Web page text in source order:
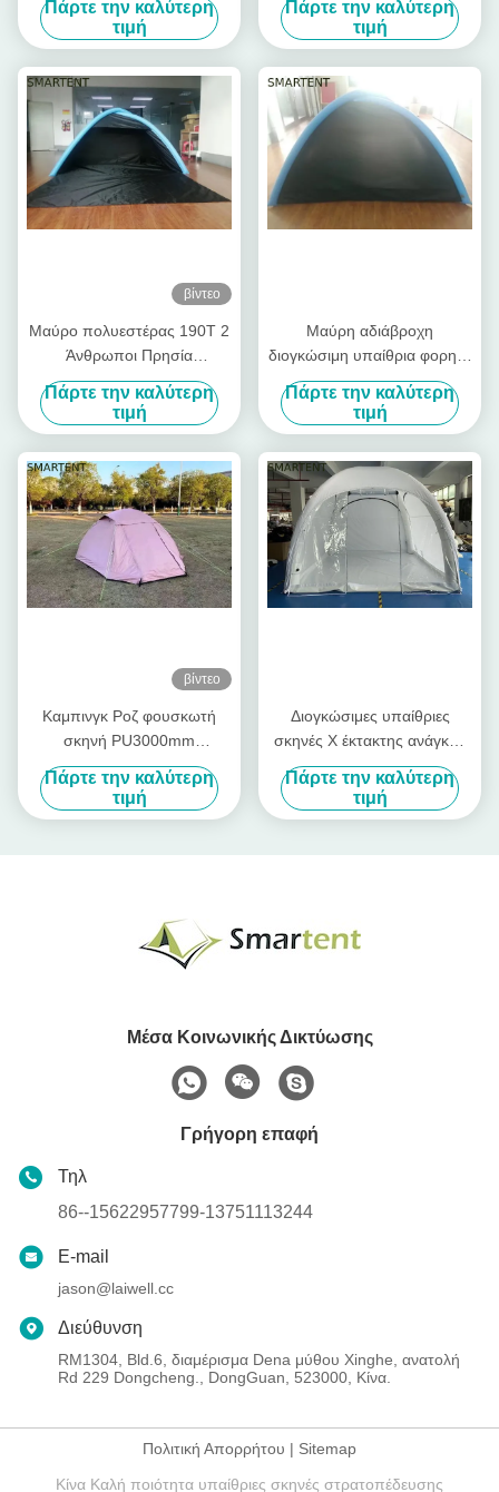
190T μεγάλο - επάνω
σκάστε επάνω τη σκηνή
Πάρτε την καλύτερη
τιμή
κατασκήνωσης
Πάρτε την καλύτερη
τιμή
βίντεο
Μαύρο πολυεστέρας 190T 2
Άνθρωποι Πρησία
Πυροβόλητη σκηνή
κατασκήνωσης
Πάρτε την καλύτερη
τιμή
Μαύρη αδιάβροχη
διογκώσιμη υπαίθρια φορητή
διογκώσιμη σκηνή παραλιών
σκηνών 190T
Πάρτε την καλύτερη
τιμή
βίντεο
Καμπινγκ Ροζ φουσκωτή
σκηνή PU3000mm
φουσκωτή σκηνή
κατασκήνωσης 3 άτομα
Πάρτε την καλύτερη
τιμή
Διογκώσιμες υπαίθριες
σκηνές Χ έκτακτης ανάγκης
ιατρικός σκηνών θόλων
Πολωνού αέρα μορφής που
απομονώνεται
Πάρτε την καλύτερη
τιμή
Μέσα Κοινωνικής Δικτύωσης
Γρήγορη επαφή
Τηλ
86--15622957799-13751113244
E-mail
jason@laiwell.cc
Διεύθυνση
RM1304, Bld.6, διαμέρισμα Dena μύθου Xinghe, ανατολή
Rd 229 Dongcheng., DongGuan, 523000, Κίνα.
Πολιτική Απορρήτου | Sitemap
Κίνα Καλή ποιότητα υπαίθριες σκηνές στρατοπέδευσης